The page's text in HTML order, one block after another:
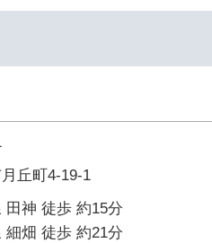
丘町4-19-1
田神 徒歩 約15分
細畑 徒歩 約21分